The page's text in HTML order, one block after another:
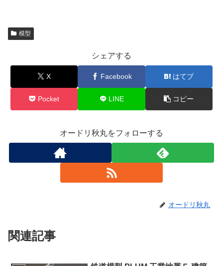
模型
シェアする
X Facebook はてブ
Pocket LINE コピー
オードリ秋丸をフォローする
オードリ秋丸
関連記事